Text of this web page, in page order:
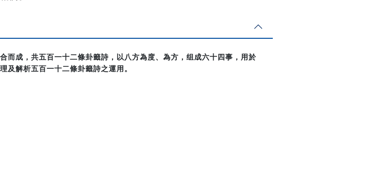
而成，共五百一十二條卦籤詩，以八方為度、為方，组成六十四事，用於
及解析五百一十二條卦籤詩之運用。